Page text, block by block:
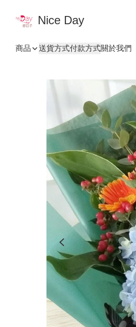
Nice Day
商品 送貨方式付款方式關於我們